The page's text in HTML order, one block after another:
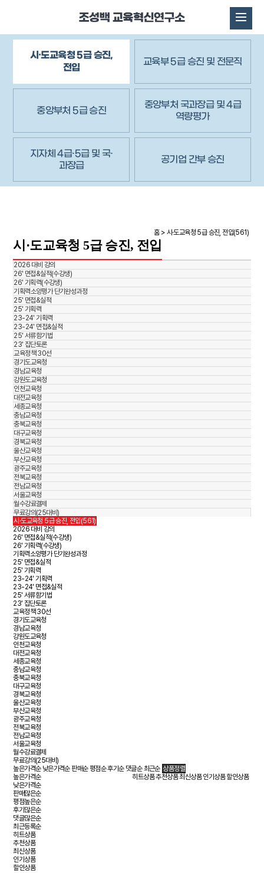
시·도교육청 5급 승진,
전입
교육부 5급 승진 및 전문직
중앙부처 5급 승진
중앙부처 국과장급 및 4급
역량평가
지자체 4급·5급 및 국·
과장급
공기업 간부 승진
홈 > 시·도교육청 5급 승진, 전입(561)
시·도교육청 5급 승진, 전입
2026 대비 강의
26' 면접&실적(수강생)
26' 기획력(수강생)
기획력소양평가 단기완성과정
25' 면접&실적
25' 기획력
23-24' 기획력
23-24' 면접&실적
25' 서류함기법
23' 집단토론
교육정책 30선
경기도교육청
경남교육청
강원도교육청
인천교육청
대전교육청
세종교육청
충남교육청
충북교육청
대구교육청
경북교육청
울산교육청
부산교육청
광주교육청
전북교육청
전남교육청
서울교육청
월수강료결제
무료강의(25대비)
시·도교육청 5급 승진, 전입(561)
2026 대비 강의
26' 면접&실적(수강생)
26' 기획력(수강생)
기획력소양평가 단기완성과정
25' 면접&실적
25' 기획력
23-24' 기획력
23-24' 면접&실적
25' 서류함기법
23' 집단토론
교육정책 30선
경기도교육청
경남교육청
강원도교육청
인천교육청
대전교육청
세종교육청
충남교육청
충북교육청
대구교육청
경북교육청
울산교육청
부산교육청
광주교육청
전북교육청
전남교육청
서울교육청
월수강료결제
무료강의(25대비)
높은가격순 낮은가격순판매순평점순후기순 댓글순최근순
히트상품추천상품최신상품 인기상품할인상품
상품정렬
높은가격순
낮은가격순
판매많은순
평점높은순
후기많은순
댓글많은순
최근등록순
히트상품
추천상품
최신상품
인기상품
할인상품